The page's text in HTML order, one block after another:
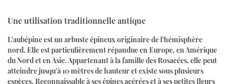
Une utilisation traditionnelle antique
L'aubépine est un arbuste épineux originaire de l'hémisphère
nord. Elle est particulièrement répandue en Europe, en Amérique
du Nord et en Asie. Appartenant à la famille des Rosacées, elle peut
atteindre jusqu'à 10 mètres de hauteur et existe sous plusieurs
espèces. Reconnaissable à ses épines acérées et à ses petites fleurs